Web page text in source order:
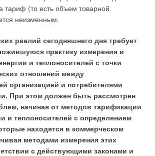
(то есть объем товарной
неизменным.
реалий сегодняшнего дня требует
практику измерения и
и теплоносителей с точки
отношений между
организацией и потребителями
При этом должен быть рассмотрен
начиная от методов тарификации
и теплоносителей с определением
находятся в коммерческом
методами измерения этих
с действующими законами и